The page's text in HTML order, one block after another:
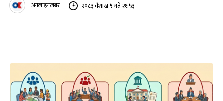
अनलाइनखबर २०८३ वैशाख ५ गते २१:५३